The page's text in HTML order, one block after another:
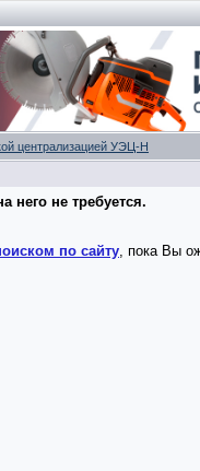
централизацией УЭЦ-Н
него не требуется.
по сайту, пока Вы